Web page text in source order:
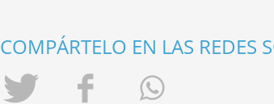
COMPÁRTELO EN LAS REDES